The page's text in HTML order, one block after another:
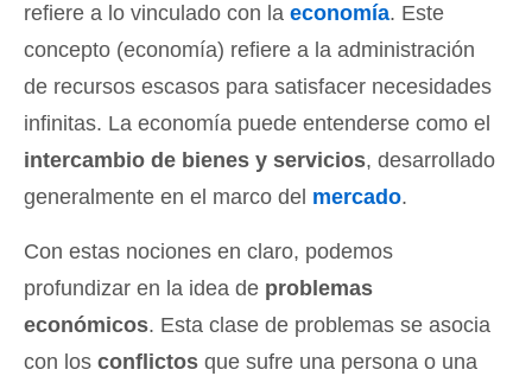
refiere a lo vinculado con la economía. Este
concepto (economía) refiere a la administración
de recursos escasos para satisfacer necesidades
infinitas. La economía puede entenderse como el
intercambio de bienes y servicios, desarrollado
generalmente en el marco del mercado.
Con estas nociones en claro, podemos
profundizar en la idea de problemas
económicos. Esta clase de problemas se asocia
con los conflictos que sufre una persona o una